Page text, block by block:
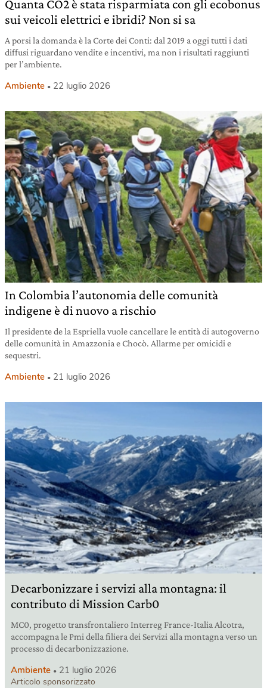
Quanta CO2 è stata risparmiata con gli ecobonus
sui veicoli elettrici e ibridi? Non si sa
A porsi la domanda è la Corte dei Conti: dal 2019 a oggi tutti i dati
diffusi riguardano vendite e incentivi, ma non i risultati raggiunti
per l’ambiente.
Ambiente 22 luglio 2026
In Colombia l’autonomia delle comunità
indigene è di nuovo a rischio
Il presidente de la Espriella vuole cancellare le entità di autogoverno
delle comunità in Amazzonia e Chocò. Allarme per omicidi e
sequestri.
Ambiente 21 luglio 2026
Decarbonizzare i servizi alla montagna: il
contributo di Mission Carb0
MC0, progetto transfrontaliero Interreg France-Italia Alcotra,
accompagna le Pmi della filiera dei Servizi alla montagna verso un
processo di decarbonizzazione.
Ambiente 21 luglio 2026
Articolo sponsorizzato